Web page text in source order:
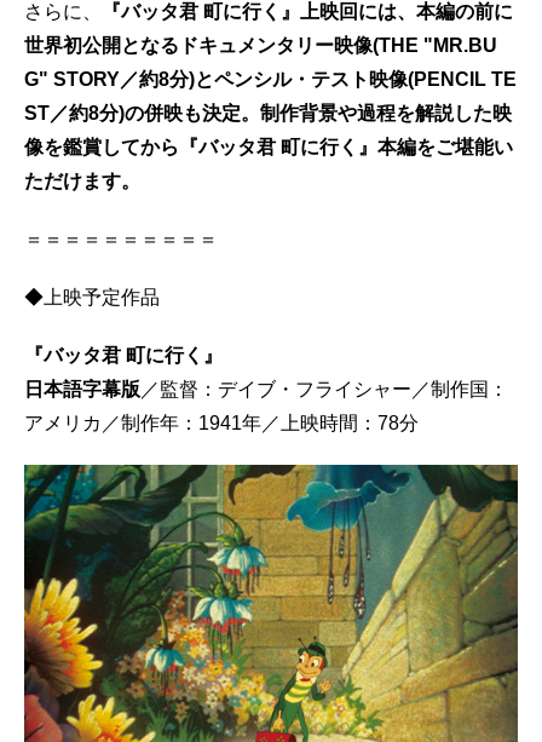
さらに、
『バッタ君 町に行く』上映回には、本編の前に
世界初公開となるドキュメンタリー映像(THE "MR.BU
G" STORY／約8分)とペンシル・テスト映像(PENCIL TE
ST／約8分)の併映も決定。制作背景や過程を解説した映
像を鑑賞してから『バッタ君 町に行く』本編をご堪能い
ただけます。
＝＝＝＝＝＝＝＝＝＝
◆上映予定作品
『バッタ君 町に行く』
日本語字幕版 ／監督：デイブ・フライシャー／制作国：
アメリカ／制作年：1941年／上映時間：78分